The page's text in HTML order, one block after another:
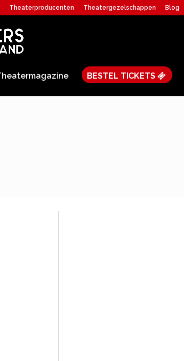
Theaterproducenten Theatergezelschappen Blog
BESTEL TICKETS